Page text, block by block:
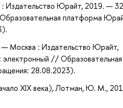
: Издательство Юрайт, 2019. —
платформа
— Москва : Издательство Юрайт,
// Образовательная
28.08.2023).
XIX века), Лотман, Ю. М.,